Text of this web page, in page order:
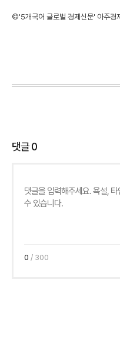
©'5개국어 글로벌 경제신문' 아주경
댓글0
0 / 300